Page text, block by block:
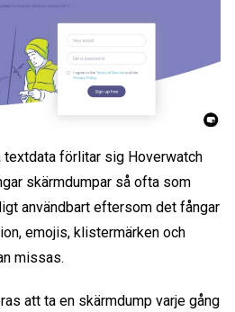
förlitar sig Hoverwatch
skärmdumpar så ofta som
användbart eftersom det fångar
emojis, klistermärken och
missas.
att ta en skärmdump varje gång